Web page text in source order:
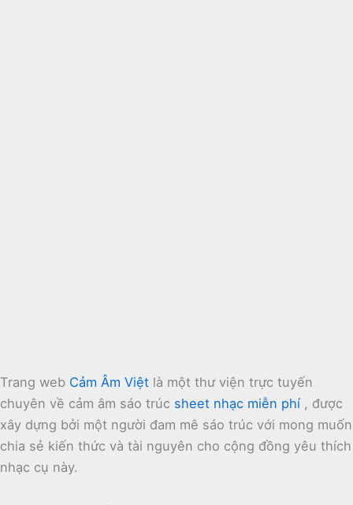
Trang web Cảm Âm Việt là một thư viện trực tuyến
chuyên về cảm âm sáo trúc sheet nhạc miễn phí , được
xây dựng bởi một người đam mê sáo trúc với mong muốn
chia sẻ kiến thức và tài nguyên cho cộng đồng yêu thích
nhạc cụ này.